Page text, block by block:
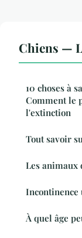
Chiens —
10 choses à
Comment le
l'extinction
Tout savoir
Les animaux
Incontinence
À quel âge